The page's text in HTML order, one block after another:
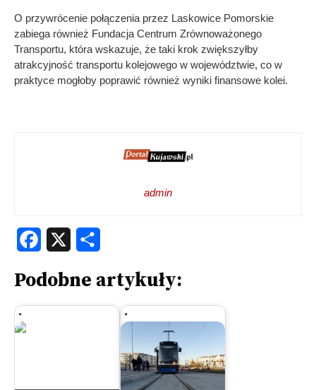
O przywrócenie połączenia przez Laskowice Pomorskie
zabiega również Fundacja Centrum Zrównoważonego
Transportu, która wskazuje, że taki krok zwiększyłby
atrakcyjność transportu kolejowego w województwie, co w
praktyce mogłoby poprawić również wyniki finansowe kolei.
admin
Facebook
Podobne artykuły: